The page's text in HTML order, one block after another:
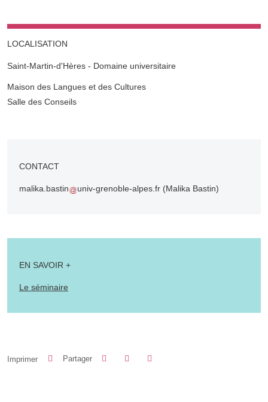
LOCALISATION
Saint-Martin-d'Hères - Domaine universitaire
Complément lieu
Maison des Langues et des Cultures
Salle des Conseils
CONTACT
malika.bastin univ-grenoble-alpes.fr (Malika Bastin)
EN SAVOIR +
Le séminaire
Imprimer Partager Partager sur Facebook
Partager sur LinkedIn